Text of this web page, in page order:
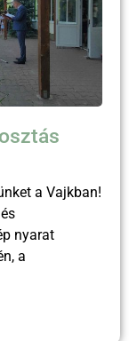
a Vajkban!
nyarat
a